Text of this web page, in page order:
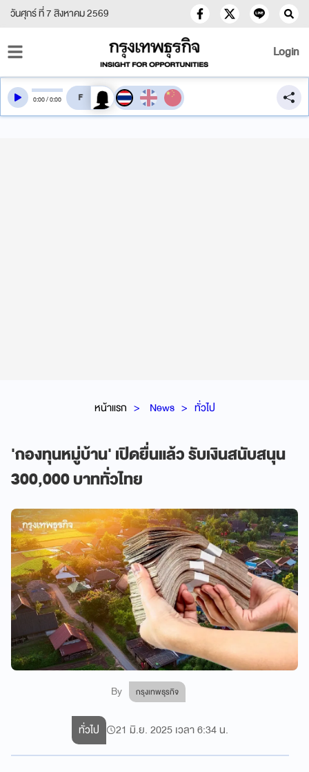
วันศุกร์ ที่ 7 สิงหาคม 2569
Login
หน้าแรก News ทั่วไป
'กองทุนหมู่บ้าน' เปิดยื่นแล้ว รับเงินสนับสนุน
300,000 บาททั่วไทย
By กรุงเทพธุรกิจ
0:00/0:00 สลับเสียงอ่าน
ทั่วไป 21 มิ.ย. 2025 เวลา 6:34 น.